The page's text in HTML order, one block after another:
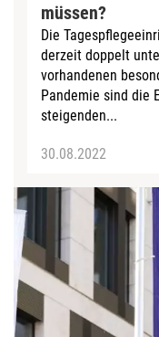
müssen?
Die
derzeit doppelt
vorhandenen
Pandemie sind die
steigenden...
30.08.2022